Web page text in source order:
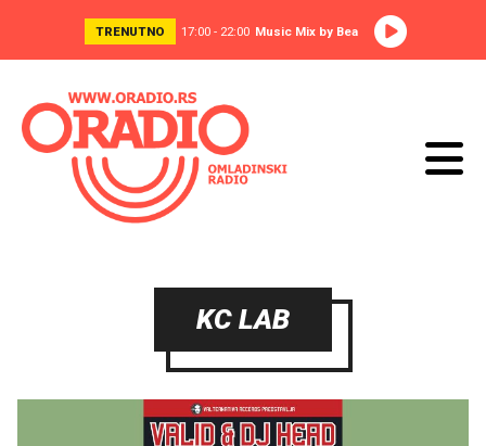
TRENUTNO 17:00 - 22:00 Music Mix by Bea
KC LAB